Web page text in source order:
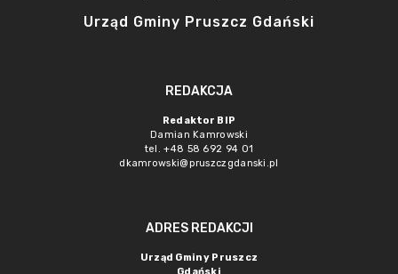
Urząd Gminy Pruszcz Gdański
REDAKCJA
Redaktor BIP
Damian Kamrowski
tel. +48 58 692 94 01
dkamrowski@pruszczgdanski.pl
ADRES REDAKCJI
Urząd Gminy Pruszcz